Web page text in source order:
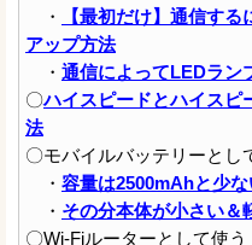
・
【最初だけ】通信す
アップ方法
・ 通信によってLEDラン
〇ハイスピードとハイスピ
法
〇モバイルバッテリーとし
・ 容量は2500mAhと少な
・ その分本体が小さい＆
〇Wi-Fiルーターとして使う